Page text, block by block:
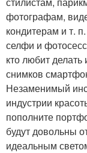
фотографам,
кондитерам и т.
селфи и
кто любит
снимков
Незаменимый
индустрии
пополните
будут довольны
идеальным